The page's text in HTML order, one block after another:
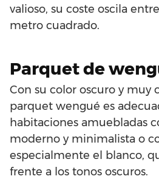
valioso, su coste oscila
metro cuadrado.
Parquet de
Con su color oscuro y muy
parquet wengué es
habitaciones amuebladas
moderno y minimalista o
especialmente el blanco,
frente a los tonos oscuros.